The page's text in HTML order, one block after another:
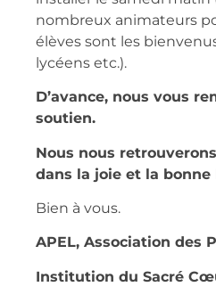
nombreux animateurs
élèves sont les
lycéens etc.).
D’avance, nous vous
soutien.
Nous nous
dans la joie et la bonne
Bien à vous.
APEL, Association des
Institution du Sacré